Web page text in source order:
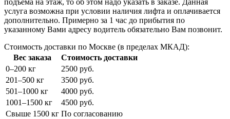
услуга возможна при условии наличия лифта и оплачивается
дополнительно. Примерно за 1 час до прибытия по
указанному Вами адресу водитель обязательно Вам позвонит.
Стоимость доставки по Москве (в пределах МКАД):
Вес заказа
Стоимость доставки
0–200 кг
2500 руб.
201–500 кг
3500 руб.
501–1000 кг
4000 руб.
1001–1500 кг
4500 руб.
Свыше 1500 кг По согласованию